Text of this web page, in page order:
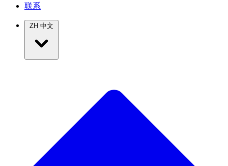
联系
ZH 中文